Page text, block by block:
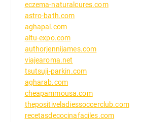
eczema-naturalcures.com
astro-bath.com
aghapal.com
altu-expo.com
authorjennijames.com
viajearoma.net
tsutsuji-parkin.com
agharab.com
cheapammousa.com
thepositiveladiessoccerclub.com
recetasdecocinafaciles.com